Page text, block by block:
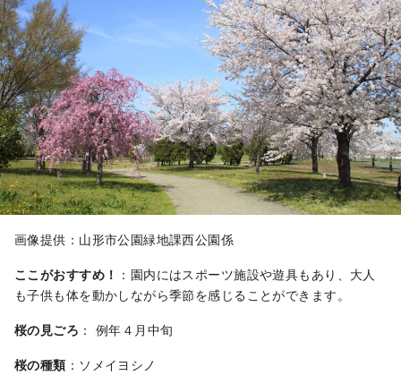
画像提供：山形市公園緑地課西公園係
ここがおすすめ！
：園内にはスポーツ施設や遊具もあり、大人
も子供も体を動かしながら季節を感じることができます。
桜の見ごろ ： 例年４月中旬
桜の種類 ：ソメイヨシノ